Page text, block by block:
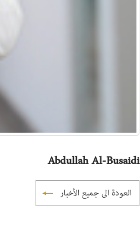
Abdullah Al-Busaidi
العودة الى جميع الأخبار